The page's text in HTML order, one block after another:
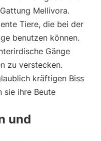
Mellivora.
Tiere, die bei der
benutzen können.
Gänge
zu verstecken.
kräftigen Biss
sie ihre Beute
und